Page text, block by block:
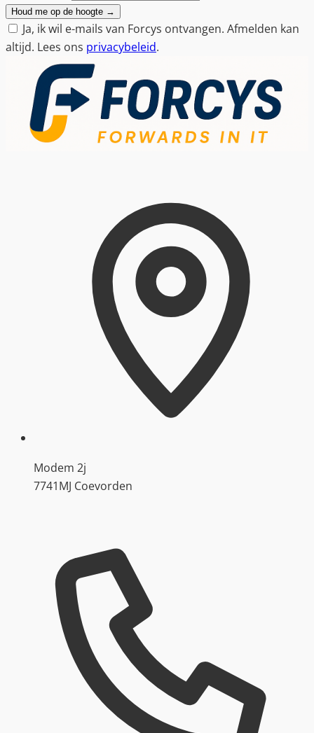
Houd me op de hoogte →
Ja, ik wil e-mails van Forcys ontvangen. Afmelden kan
altijd. Lees ons privacybeleid.
Modem 2j
7741MJ Coevorden